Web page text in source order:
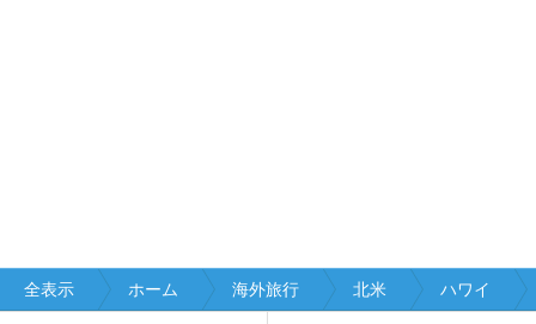
全表示 ホーム 海外旅行 北米 ハワイ